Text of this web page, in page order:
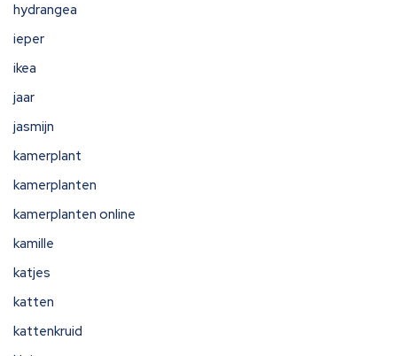
hydrangea
ieper
ikea
jaar
jasmijn
kamerplant
kamerplanten
kamerplanten online
kamille
katjes
katten
kattenkruid